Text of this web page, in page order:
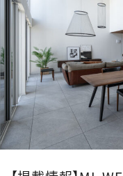
次回情報更新日
2026.3.31